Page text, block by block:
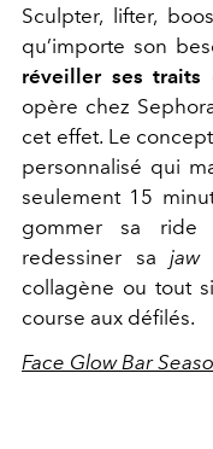
Sculpter, lifter,
qu’importe son
réveiller ses traits
opère chez
cet effet. Le
personnalisé qui
seulement 15
gommer sa ride
redessiner sajaw
collagène ou tout
course aux défilés.
Face Glow Bar